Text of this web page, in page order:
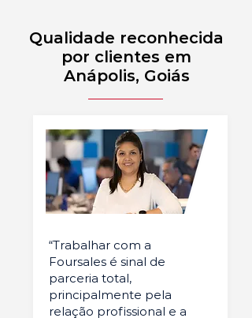
Qualidade reconhecida
por clientes em
Anápolis, Goiás
“Trabalhar com a
Foursales é sinal de
parceria total,
principalmente pela
relação profissional e a